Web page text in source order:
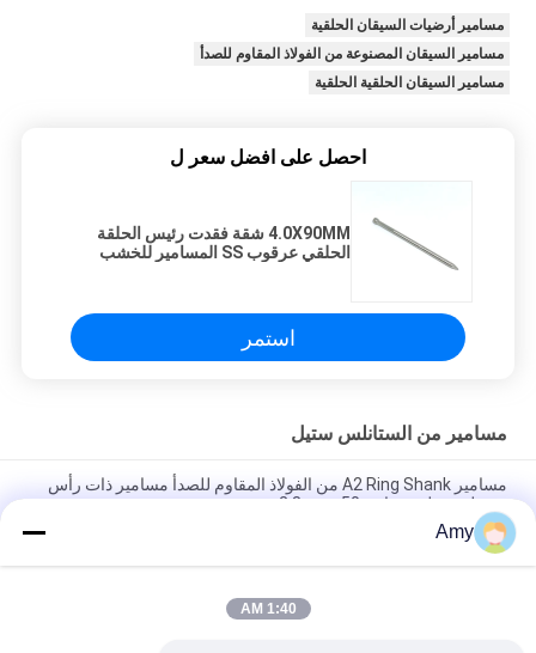
مسامير أرضيات السيقان الحلقية
مسامير السيقان المصنوعة من الفولاذ المقاوم للصدأ
مسامير السيقان الحلقية الحلقية
احصل على افضل سعر ل
4.0X90MM شقة فقدت رئيس الحلقة
الحلقي عرقوب SS المسامير للخشب
استمر
مسامير من الستانلس ستيل
مسامير A2 Ring Shank من الفولاذ المقاوم للصدأ مسامير ذات رأس
مسطح متقلب مقاس 50 مم × 2.8
SUS316
SUS316 البيضاوي رئيس الفولاذ المقاوم للصدأ المسامير حلقة عرقوب
Amy
1:40 AM